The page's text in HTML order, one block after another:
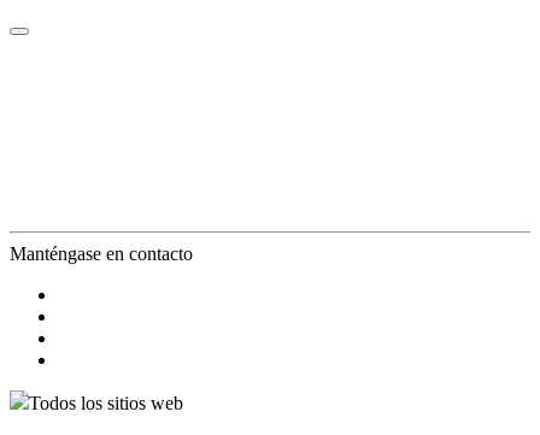
Manténgase en contacto
Todos los sitios web